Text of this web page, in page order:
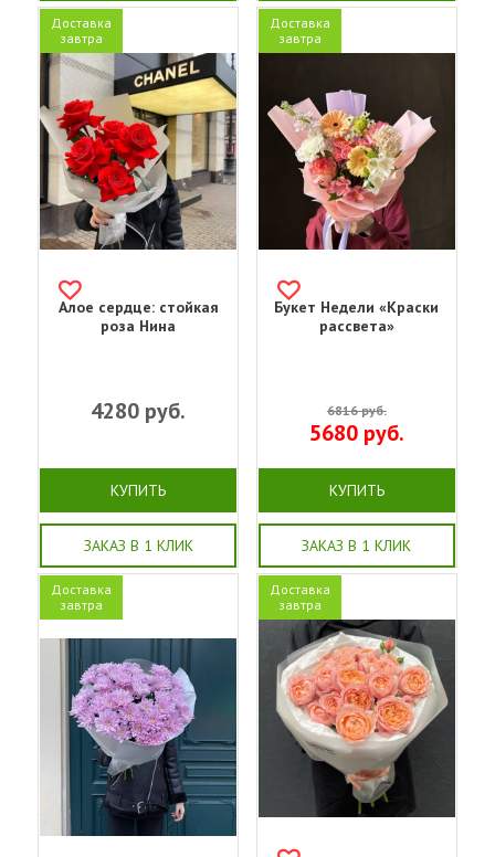
Доставка
завтра
Алое сердце: стойкая
роза Нина
4280 руб.
КУПИТЬ
ЗАКАЗ В 1 КЛИК
Доставка
завтра
Букет Недели «Краски
рассвета»
6816руб.
5680руб.
КУПИТЬ
ЗАКАЗ В 1 КЛИК
Доставка
завтра
Доставка
завтра